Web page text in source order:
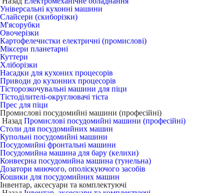
Універсальні кухонні машини
Слайсери (скиборізки)
М'ясорубки
Овочерізки
Картофелечистки електричні (промислові)
Міксери планетарні
Куттери
Хліборізки
Насадки для кухоних процесорів
Приводи до кухонних процесорів
Тісторозкочувальні машини для піци
Тістоділителі-округлювачі тіста
Прес для піци
Промислові посудомийні машини (професійні)
Назад Промислові посудомийні машини (професійні)
Столи для посудомийних машин
Купольні посудомийні машини
Посудомийні фронтальні машини
Посудомийна машина для бару (келихи)
Конвеєрна посудомийна машина (тунельна)
Дозатори миючого, ополіскуючого засобів
Кошики для посудомийних машин
Інвентар, аксесуари та комплектуючі